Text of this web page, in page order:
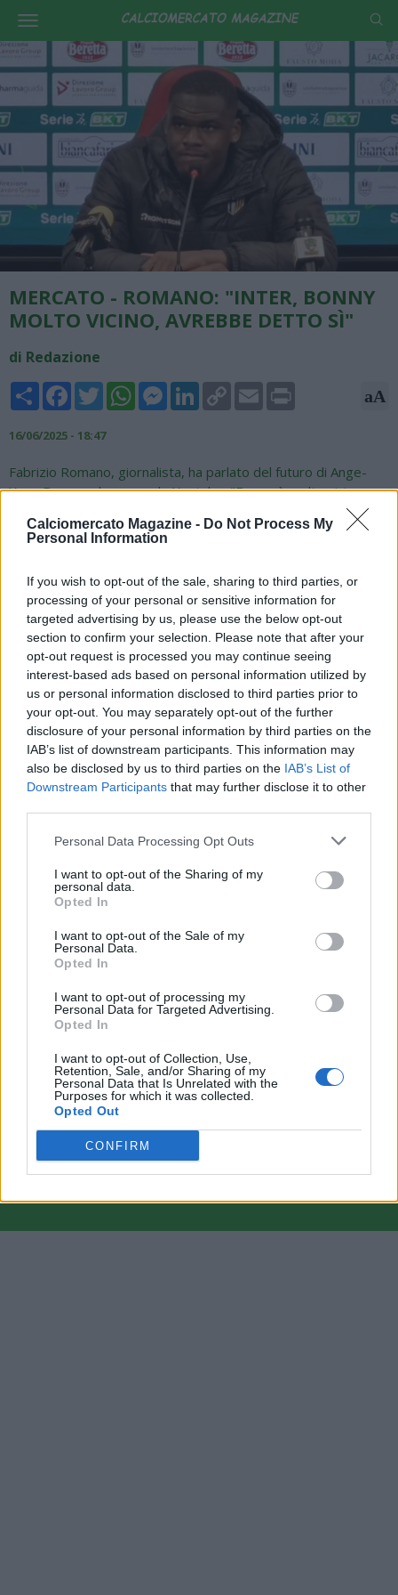
Calciomercato Magazine - Do Not Process My
Personal Information
If you wish to opt-out of the sale, sharing to third parties, or
processing of your personal or sensitive information for
targeted advertising by us, please use the below opt-out
section to confirm your selection. Please note that after your
opt-out request is processed you may continue seeing
interest-based ads based on personal information utilized by
us or personal information disclosed to third parties prior to
your opt-out. You may separately opt-out of the further
disclosure of your personal information by third parties on the
IAB’s list of downstream participants. This information may
also be disclosed by us to third parties on the IAB’s List of
Downstream Participants that may further disclose it to other
Personal Data Processing Opt Outs
I want to opt-out of the Sharing of my
personal data.
Opted In
I want to opt-out of the Sale of my
Personal Data.
Opted In
I want to opt-out of processing my
Personal Data for Targeted Advertising.
Opted In
I want to opt-out of Collection, Use,
Retention, Sale, and/or Sharing of my
Personal Data that Is Unrelated with the
Purposes for which it was collected.
Opted Out
CONFIRM
MERCATO - ROMANO: "INTER, BONNY
MOLTO VICINO, AVREBBE DETTO SÌ"
di Redazione
Share FacebookTwitterWhatsAppMessengerLinkedInCopy
Link
Email aA
16/06/2025 - 18:47
Fabrizio Romano, giornalista, ha parlato del futuro di Ange-
Yoan Bonny sul suo canale Youtube: "Bonny è molto vicino
all'Inter. Non stiamo parlando di dialoghi avanzati tra i club o di
trattativa alle battute finali, ma Bonny ha già detto di sì
l'Inter è sempre più convinta di avanzare nella trattativa per
Bonny. Un nome caldo, di cui si parlerà tanto nei prossimi
giorni in chiave Inter".
VAI ALLA VERSIONE CLASSICA
Il materiale (testo, foto e video) consultabile in questo portale è di nostra proprietà.
giunti da internet, in quanto arrivati alla nostra attenzione attraverso regolari
comunicati stampa con immagini e testi allegati ed autorizzati alla pubblicazione, e
quindi valutati di pubblico dominio. Se i soggetti o gli autori avessero qualcosa in
contrario alla pubblicazione, non avranno che da segnalarlo alla redazione (indirizzo
redazione@napolimagazine.com), che provvederà prontamente alla rimozione.
"Calciomercato Magazine" non è una testata giornalistica, ma un sito di informazione di
proprietà di Napoli Magazine.